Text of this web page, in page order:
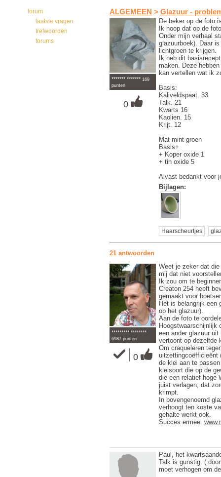
forum
laatste vragen
trefwoorden
forums
ALGEMEEN > Glazuur -
******* ******* 169
punten
0
De beker op de foto
Ik hoop dat op de
Onder mijn verhaal
glazuurboek). Daar
lichtgroen te krijgen.
Ik heb dit
maken. Deze
kan vertellen wat ik
Basis:
Kaliveldspaat. 33
Talk. 21
Kwarts 16
Kaolien. 15
Krijt. 12
Mat mint groen
Basis+
+ Koper oxide 1
+ tin oxide 5
Alvast bedankt voor
Bijlagen:
Haarscheurtjes
21 antwoorden
********* ********
6987 punten
0
Weet je zeker dat
mij dat niet
Ik zou om te
Creaton 254 heeft
gemaakt voor
Het is belangrijk een
op het glazuur).
Aan de foto te
Hoogstwaarschijnlijk
een ander glazuur
vertoont op dezelfde
Om craqueleren
uitzettingcoëfficieënt
de klei aan te
kleisoort die op de
die een relatief hoge
juist verlagen; dat
krimpt.
In bovengenoemd
verhoogt ten koste
gehalte werkt ook.
Succes ermee.
Paul, het
Talk is gunstig. (
moet verhogen om